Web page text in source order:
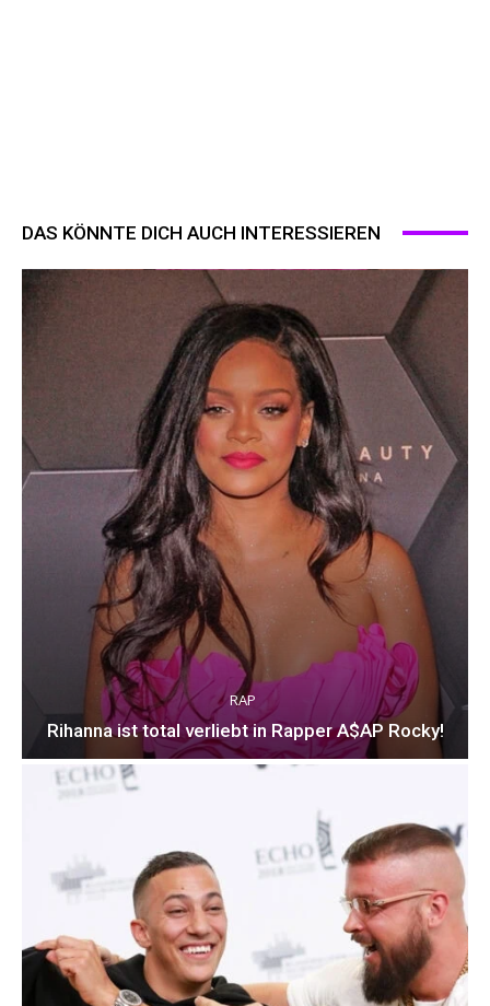
DAS KÖNNTE DICH AUCH INTERESSIEREN
RAP
Rihanna ist total verliebt in Rapper A$AP Rocky!